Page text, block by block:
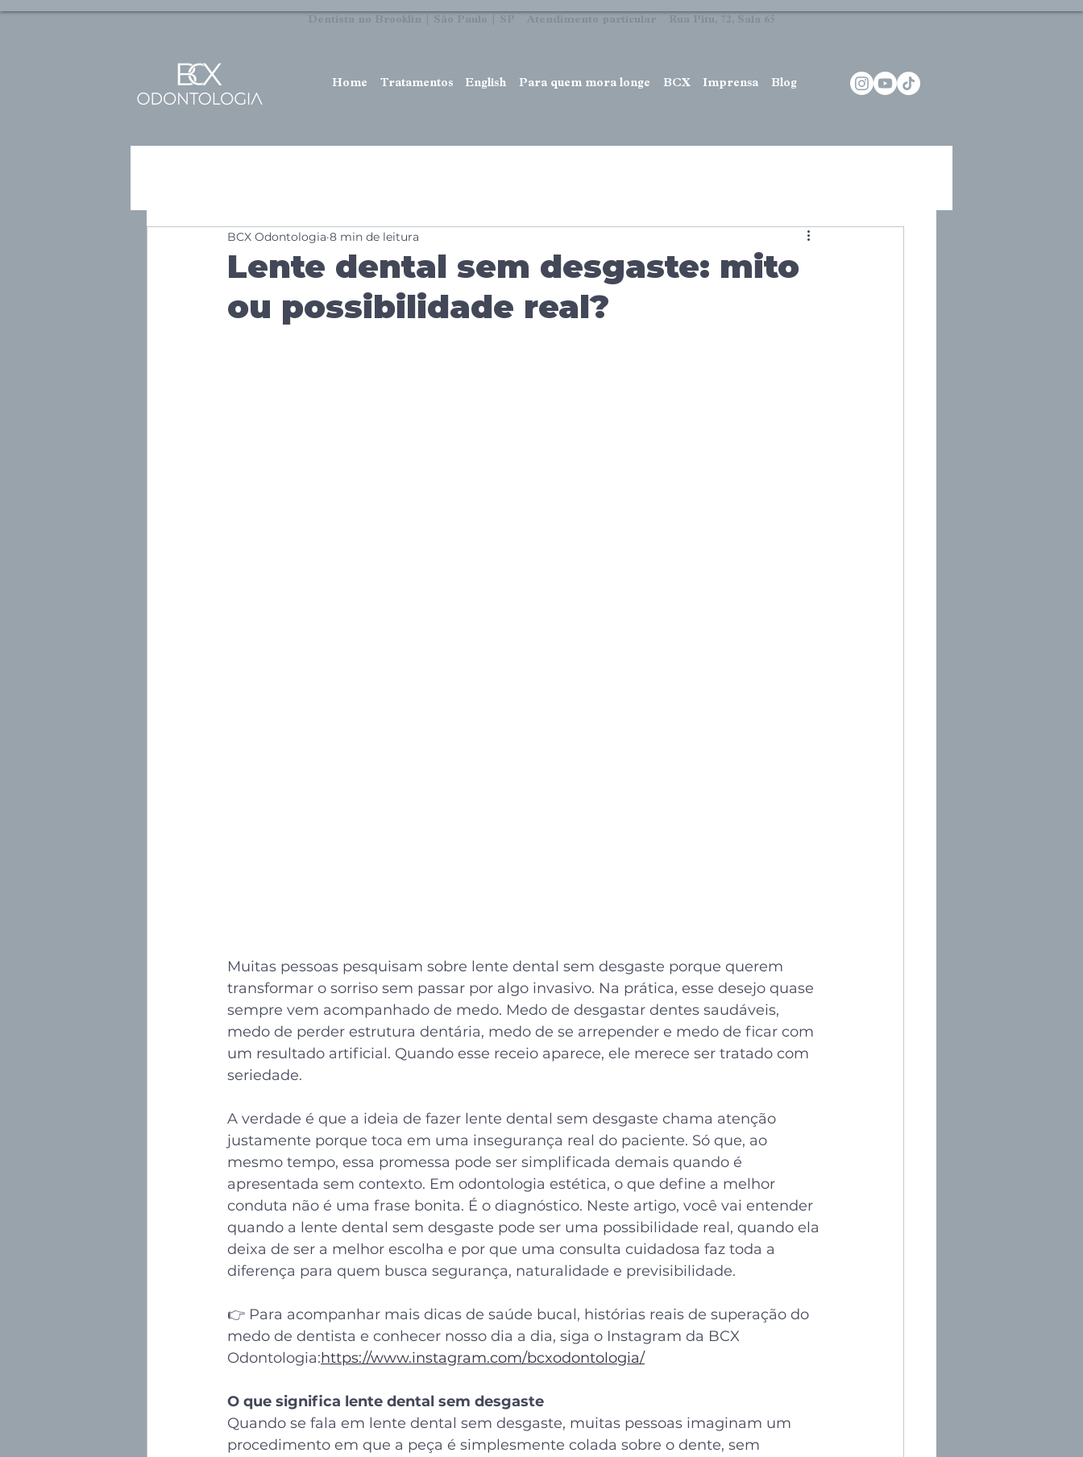
Dentista no Brooklin | São Paulo | SP Atendimento particular Rua Pitu, 72, Sala 65
Home Tratamentos English Para quem mora longe BCX Imprensa Blog
Lente dental sem desgaste: mito
ou possibilidade real?
BCX Odontologia 8 min de leitura
Muitas pessoas pesquisam sobre lente dental sem desgaste porque querem
transformar o sorriso sem passar por algo invasivo. Na prática, esse desejo quase
sempre vem acompanhado de medo. Medo de desgastar dentes saudáveis,
medo de perder estrutura dentária, medo de se arrepender e medo de ficar com
um resultado artificial. Quando esse receio aparece, ele merece ser tratado com
seriedade.
A verdade é que a ideia de fazer lente dental sem desgaste chama atenção
justamente porque toca em uma insegurança real do paciente. Só que, ao
mesmo tempo, essa promessa pode ser simplificada demais quando é
apresentada sem contexto. Em odontologia estética, o que define a melhor
conduta não é uma frase bonita. É o diagnóstico. Neste artigo, você vai entender
quando a lente dental sem desgaste pode ser uma possibilidade real, quando ela
deixa de ser a melhor escolha e por que uma consulta cuidadosa faz toda a
diferença para quem busca segurança, naturalidade e previsibilidade.
👉 Para acompanhar mais dicas de saúde bucal, histórias reais de superação do
medo de dentista e conhecer nosso dia a dia, siga o Instagram da BCX
Odontologia:https://www.instagram.com/bcxodontologia/
O que significa lente dental sem desgaste
Quando se fala em lente dental sem desgaste, muitas pessoas imaginam um
procedimento em que a peça é simplesmente colada sobre o dente, sem